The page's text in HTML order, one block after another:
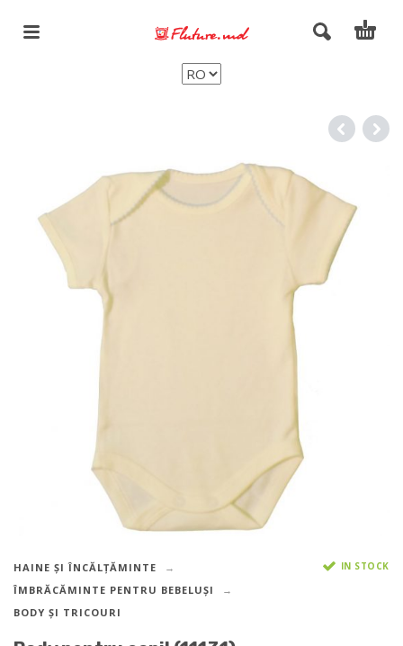
HAINE ȘI ÎNCĂLȚĂMINTE
ÎMBRĂCĂMINTE PENTRU BEBELUȘI
BODY ȘI TRICOURI
IN STOCK